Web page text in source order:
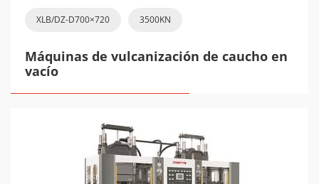
XLB/DZ-D700×720 3500KN
Máquinas de vulcanización de caucho en
vacío